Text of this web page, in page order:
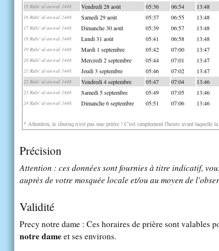
15 Rabi' al-awwal 1448 Vendredi 28 août 05:36 06:54 13:48
16 Rabi' al-awwal 1448 Samedi 29 août 05:37 06:55 13:48
17 Rabi' al-awwal 1448 Dimanche 30 août 05:39 06:57 13:48
18 Rabi' al-awwal 1448 Lundi 31 août 05:41 06:58 13:48
19 Rabi' al-awwal 1448 Mardi 1 septembre 05:42 07:00 13:47
20 Rabi' al-awwal 1448 Mercredi 2 septembre 05:44 07:01 13:47
21 Rabi' al-awwal 1448 Jeudi 3 septembre 05:46 07:02 13:47
22 Rabi' al-awwal 1448 Vendredi 4 septembre 05:47 07:04 13:46
23 Rabi' al-awwal 1448 Samedi 5 septembre 05:49 07:05 13:46
24 Rabi' al-awwal 1448 Dimanche 6 septembre 05:51 07:06 13:46
* Attention, le shuruq n'est pas une prière ! C'est simplement l'heure avant laquelle
Précision
Attention : ces données sont fournies à titre indicatif,
auprès de votre mosquée locale et/ou au moyen de
Validité
Precy notre dame : Ces horaires de prière sont valables
notre dameet ses environs.